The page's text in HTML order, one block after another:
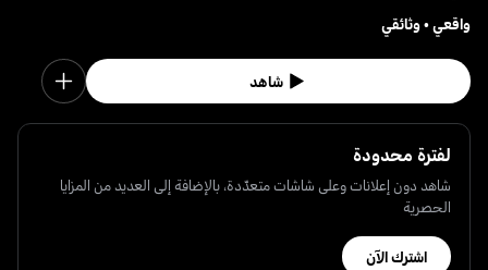
واقعي•وثائقي
شاهد
لفترة محدودة
شاهد دون إعلانات وعلى شاشات متعدّدة، بالإضافة إلى العديد من المزايا
الحصرية
اشترك الآن